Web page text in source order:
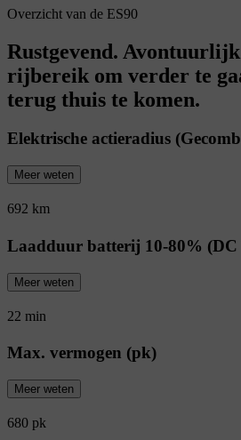
Overzicht van de ES90
Rustgevend.
rijbereik om verder te
terug thuis te komen.
Elektrische actieradius
Meer weten
692 km
Laadduur batterij 10-80% (DC
Meer weten
22 min
Max. vermogen (pk)
Meer weten
680 pk